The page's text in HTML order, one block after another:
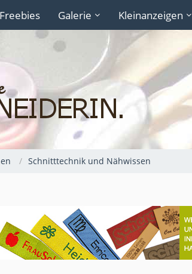
Freebies Galerie Kleinanzeigen
Schnitttechnik und Nähwissen